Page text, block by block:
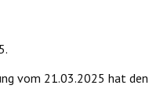
vom 21.03.2025 hat